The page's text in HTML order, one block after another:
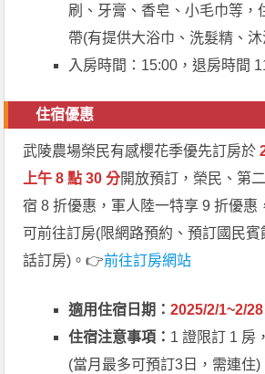
刷、牙膏、香皂、小毛巾等，
帶(有提供大浴巾、洗髮精、沐
入房時間：15:00，退房時間
住宿優惠
武陵農場榮民有感櫻花季優先訂房於
上午 8 點 30 分開放預訂，榮民、第
宿 8 折優惠，軍人陸一特享 9 折優惠
可前往訂房(限網路預約、預訂國民
話訂房)。👉前往訂房網站
適用住宿日期：2025/2/1~2/28
住宿注意事項： 1 證限訂 1 房
(當月最多可預訂3日，需連住)